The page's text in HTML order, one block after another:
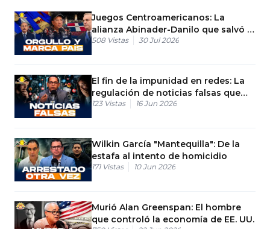
Juegos Centroamericanos: La
alianza Abinader-Danilo que salvó el
evento
508 Vistas 30 Jul 2026
El fin de la impunidad en redes: La
regulación de noticias falsas que
viene a RD
123 Vistas 16 Jun 2026
Wilkin García "Mantequilla": De la
estafa al intento de homicidio
171 Vistas 10 Jun 2026
Murió Alan Greenspan: El hombre
que controló la economía de EE. UU.